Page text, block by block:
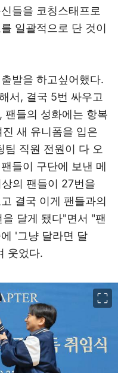
들을 코칭스태프로
일괄적으로 단 것이
발을 하고싶어했다.
서, 결국 5번 싸우고
팬들의 성화에는 항복
새 유니폼을 입은
팀 직원 전원이 다 오
들이 구단에 보낸 메
의 팬들이 27번을
결국 이게 팬들과의
달게 됐다"면서 "팬
'그냥 달라면 달
웃었다.